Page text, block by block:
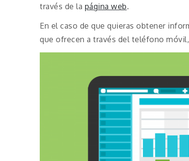
través de la página web.
En el caso de que quieras obtener
que ofrecen a través del teléfono